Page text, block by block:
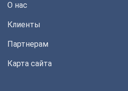
О нас
Клиенты
Партнерам
Карта сайта